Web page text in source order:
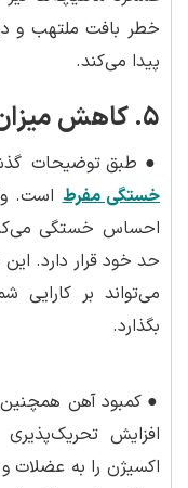
خطر بافت ملتهب و
پیدا می‌کند.
۵. کاهش میزان خستگی
● طبق توضیحات
خستگی مفرطاست.
احساس خستگی
حد خود قرار دارد.
می‌تواند بر کارایی
بگذارد.
● کمبود آهن
افزایش
اکسیژن را به